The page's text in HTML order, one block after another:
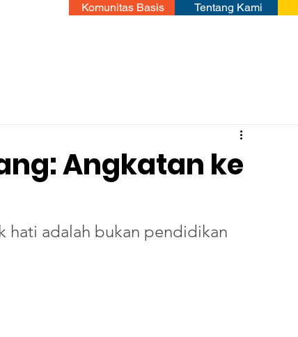
Komunitas Basis Tentang Kami
Angkatan ke
adalah bukan pendidikan